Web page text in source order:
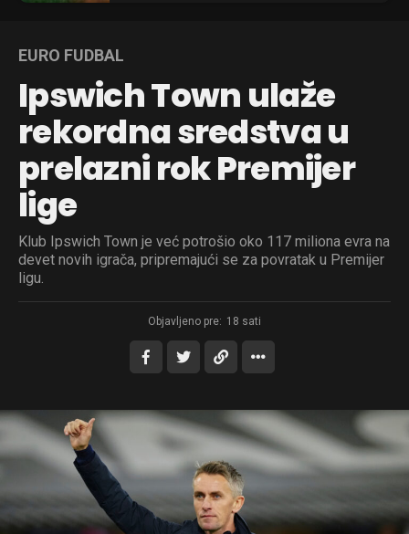
EURO FUDBAL
Ipswich Town ulaže
rekordna sredstva u
prelazni rok Premijer
lige
Klub Ipswich Town je već potrošio oko 117 miliona evra na
devet novih igrača, pripremajući se za povratak u Premijer
ligu.
Objavljeno pre: 18 sati